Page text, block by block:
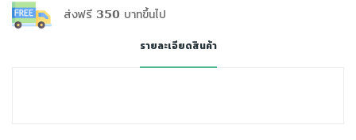
ส่งฟรี 350 บาทขึ้นไป
รายละเอียดสินค้า